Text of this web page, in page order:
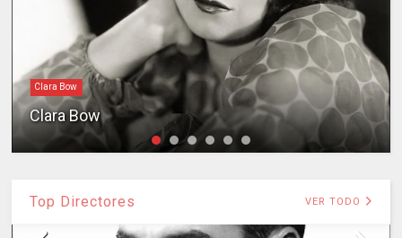
Clara Bow
Clara Bow
Top Directores VER TODO